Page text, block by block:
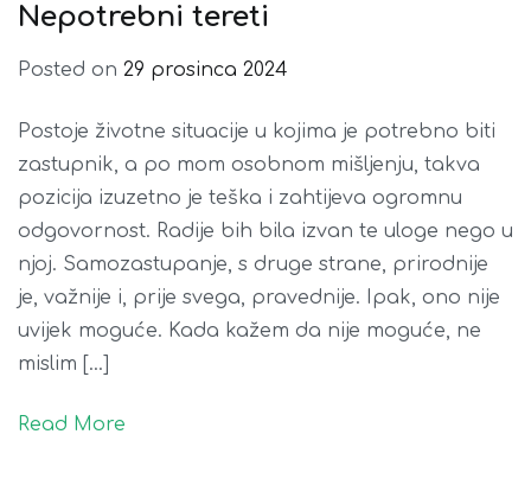
Nepotrebni tereti
Posted on 29 prosinca 2024
Postoje životne situacije u kojima je potrebno biti
zastupnik, a po mom osobnom mišljenju, takva
pozicija izuzetno je teška i zahtijeva ogromnu
odgovornost. Radije bih bila izvan te uloge nego u
njoj. Samozastupanje, s druge strane, prirodnije
je, važnije i, prije svega, pravednije. Ipak, ono nije
uvijek moguće. Kada kažem da nije moguće, ne
mislim […]
Read More